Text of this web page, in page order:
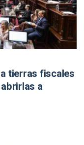
tierras fiscales
a